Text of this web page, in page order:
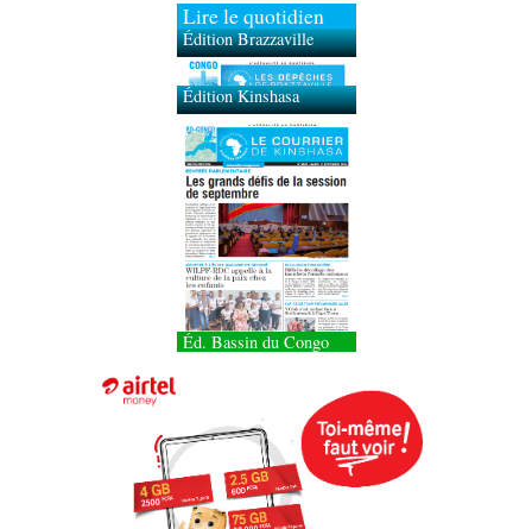
Lire le quotidien
Édition Brazzaville
Édition Kinshasa
Éd. Bassin du Congo